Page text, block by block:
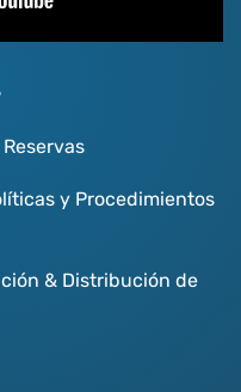
y Procedimientos
& Distribución de